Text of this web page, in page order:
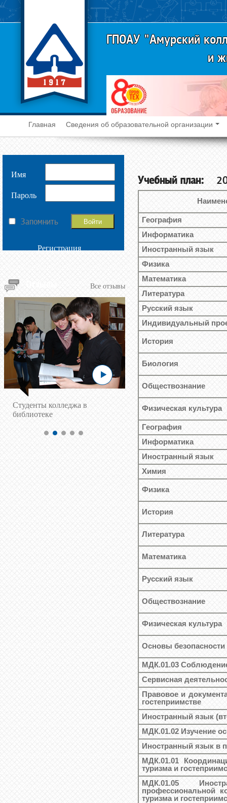
ГПОАУ "Амурский
и
Главная Сведения об образовательной организации
Имя
Пароль
Запомнить
Регистрация
Все отзывы
Cтуденты колледжа в
библиотеке
Учебный план:
География
Информатика
Иностранный язык
Физика
Математика
Литература
Русский язык
Индивидуальный
История
Биология
Обществознание
Физическая культура
География
Информатика
Иностранный язык
Химия
Физика
История
Литература
Математика
Русский язык
Обществознание
Физическая культура
Основы безопасности
МДК.01.03
Сервисная
Правовое и
гостеприимстве
Иностранный язык
МДК.01.02 Изучение
Иностранный язык в
МДК.01.01
туризма и
МДК.01.05
профессиональной
туризма и